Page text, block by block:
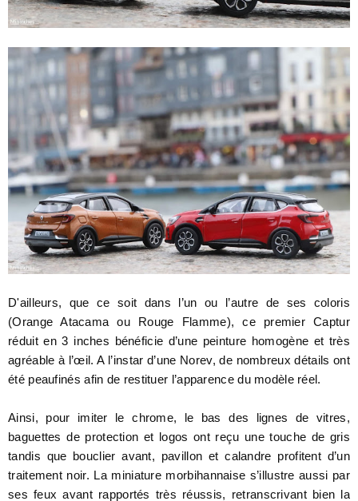
D'ailleurs, que ce soit dans l’un ou l’autre de ses coloris
(Orange Atacama ou Rouge Flamme), ce premier Captur
réduit en 3 inches bénéficie d’une peinture homogène et très
agréable à l’œil. A l’instar d’une Norev, de nombreux détails ont
été peaufinés afin de restituer l’apparence du modèle réel.
Ainsi, pour imiter le chrome, le bas des lignes de vitres,
baguettes de protection et logos ont reçu une touche de gris
tandis que bouclier avant, pavillon et calandre profitent d’un
traitement noir. La miniature morbihannaise s’illustre aussi par
ses feux avant rapportés très réussis, retranscrivant bien la